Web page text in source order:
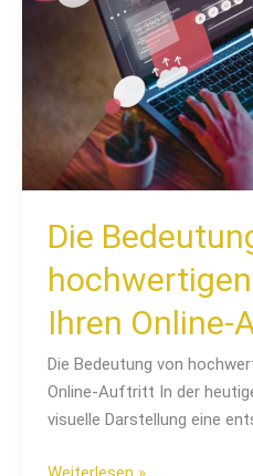
Die
Ihren
Die Bedeutung von
Online-Auftritt In der
visuelle Darstellung eine
Bildern
Auftritt